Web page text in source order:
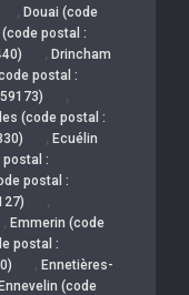
, Douai (code
postal :
, Drincham
postal :
,
(code postal :
, Ecuélin
postal :
postal :
,
, Emmerin (code
postal :
, Ennetières-
(code